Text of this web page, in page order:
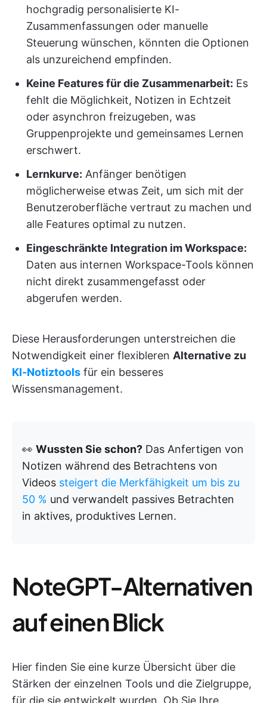
hochgradig personalisierte KI-
Zusammenfassungen oder manuelle
Steuerung wünschen, könnten die Optionen
als unzureichend empfinden.
Keine Features für die Zusammenarbeit: Es
fehlt die Möglichkeit, Notizen in Echtzeit
oder asynchron freizugeben, was
Gruppenprojekte und gemeinsames Lernen
erschwert.
Lernkurve: Anfänger benötigen
möglicherweise etwas Zeit, um sich mit der
Benutzeroberfläche vertraut zu machen und
alle Features optimal zu nutzen.
Eingeschränkte Integration im Workspace:
Daten aus internen Workspace-Tools können
nicht direkt zusammengefasst oder
abgerufen werden.
Diese Herausforderungen unterstreichen die
Notwendigkeit einer flexibleren Alternative zu
KI-Notiztools für ein besseres
Wissensmanagement.
👀 Wussten Sie schon? Das Anfertigen von
Notizen während des Betrachtens von
Videos steigert die Merkfähigkeit um bis zu
50 % und verwandelt passives Betrachten
in aktives, produktives Lernen.
NoteGPT-Alternativen
auf einen Blick
Hier finden Sie eine kurze Übersicht über die
Stärken der einzelnen Tools und die Zielgruppe,